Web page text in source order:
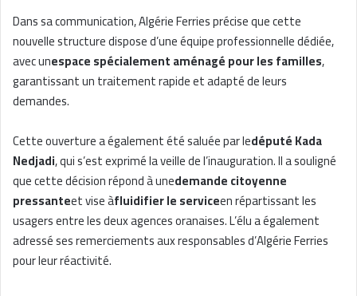
Dans sa communication, Algérie Ferries précise que cette
nouvelle structure dispose d’une équipe professionnelle dédiée,
avec unespace spécialement aménagé pour les familles,
garantissant un traitement rapide et adapté de leurs
demandes.
Cette ouverture a également été saluée par ledéputé Kada
Nedjadi, qui s’est exprimé la veille de l’inauguration. Il a souligné
que cette décision répond à unedemande citoyenne
pressanteet vise àfluidifier le serviceen répartissant les
usagers entre les deux agences oranaises. L’élu a également
adressé ses remerciements aux responsables d’Algérie Ferries
pour leur réactivité.